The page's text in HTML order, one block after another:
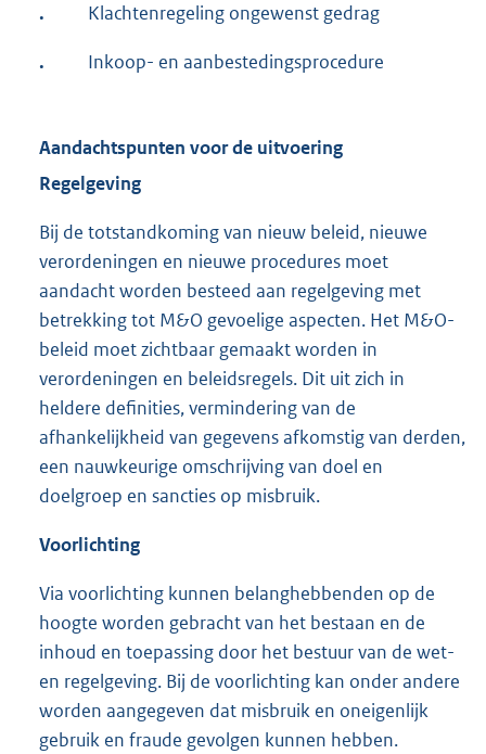
. Klachtenregeling ongewenst gedrag
. Inkoop- en aanbestedingsprocedure
Aandachtspunten voor de uitvoering
Regelgeving
Bij de totstandkoming van nieuw beleid, nieuwe
verordeningen en nieuwe procedures moet
aandacht worden besteed aan regelgeving met
betrekking tot M&O gevoelige aspecten. Het M&O-
beleid moet zichtbaar gemaakt worden in
verordeningen en beleidsregels. Dit uit zich in
heldere definities, vermindering van de
afhankelijkheid van gegevens afkomstig van derden,
een nauwkeurige omschrijving van doel en
doelgroep en sancties op misbruik.
Voorlichting
Via voorlichting kunnen belanghebbenden op de
hoogte worden gebracht van het bestaan en de
inhoud en toepassing door het bestuur van de wet-
en regelgeving. Bij de voorlichting kan onder andere
worden aangegeven dat misbruik en oneigenlijk
gebruik en fraude gevolgen kunnen hebben.